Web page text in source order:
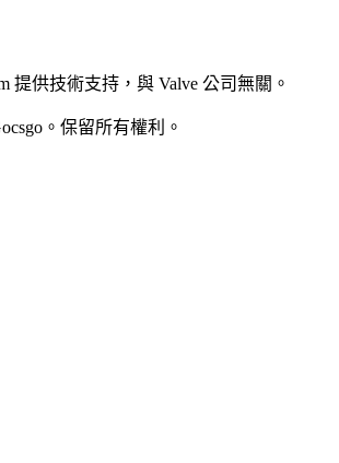
提供技術支持，與 Valve 公司無關。
。保留所有權利。